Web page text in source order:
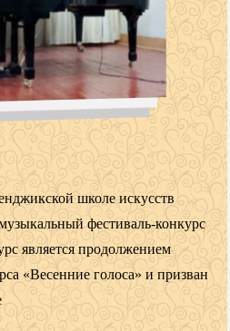
школе искусств
фестиваль-конкурс
является продолжением
«Весенние голоса» и призван